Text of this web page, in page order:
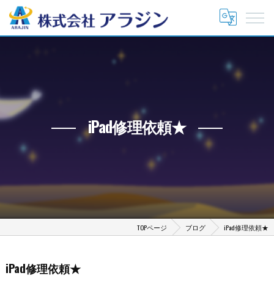
iPad修理依頼★
TOPページ ブログ iPad修理依頼★
iPad修理依頼★